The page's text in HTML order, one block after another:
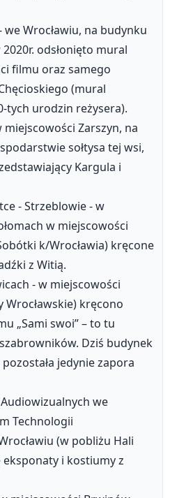
we Wrocławiu, na budynku
odsłonięto mural
filmu oraz samego
(mural
tych urodzin reżysera).
Zarszyn, na
sołtysa tej wsi,
Kargula i
- Strzeblowie - w
w miejscowości
k/Wrocławia) kręcone
z Witią.
- w miejscowości
Wrocławskie) kręcono
„Sami swoi” – to tu
Dziś budynek
jedynie zapora
we
Technologii
(w pobliżu Hali
i kostiumy z